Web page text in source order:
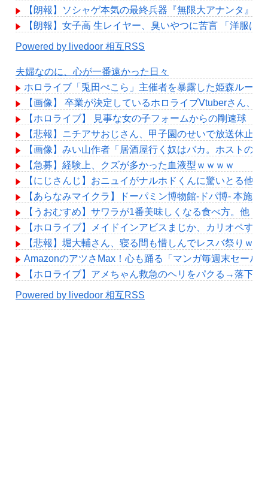
【朗報】ソシャゲ本気の最終兵器『無限大アナンタ』
【朗報】女子高 生レイヤー、臭いやつに苦言 「洋服
Powered by livedoor 相互RSS
夫婦なのに、心が一番遠かった日々
ホロライブ「兎田ぺこら」主催者を暴露した姫森ルー
【画像】 卒業が決定しているホロライブVtuberさん、
【ホロライブ】 見事な女の子フォームからの剛速球
【悲報】ニチアサおじさん、甲子園のせいで放送休止
【画像】みい山作者「居酒屋行く奴はバカ。ホストの
【急募】経験上、クズが多かった血液型ｗｗｗｗ
【にじさんじ】おニュイがナルホドくんに驚いとる他
【あらなみマイクラ】ドーパミン博物館-ドパ博- 本施設
【うおむすめ】サワラが1番美味しくなる食べ方。他
【ホロライブ】メイドインアビスまじか、カリオペすげ
【悲報】堀大輔さん、寝る間も惜しんでレスバ祭りｗ
AmazonのアツさMax！心も踊る「マンガ毎週末セール
【ホロライブ】アメちゃん救急のヘリをパクる→落下【
Powered by livedoor 相互RSS